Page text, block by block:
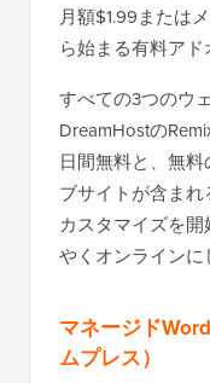
月額$1.99または
ら始まる有料アド
すべての3つのウ
DreamHostの
日間無料と、無
ブサイトが含まれ
カスタマイズを
やくオンラインに
マネージド
ムプレス）